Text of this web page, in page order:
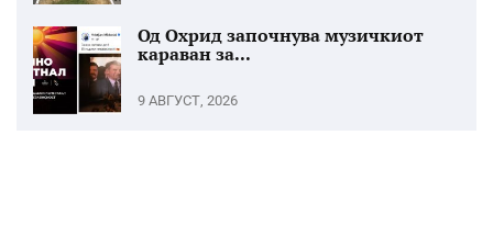
Од Охрид започнува музичкиот
караван за...
9 АВГУСТ, 2026